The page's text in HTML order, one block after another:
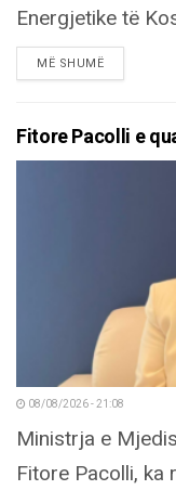
Energjetike të
MË SHUMËDETAILS
Fitore Pacolli e
08/08/2026 - 21:08
Ministrja e
Fitore Pacolli,